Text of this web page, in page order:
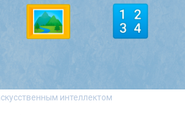
интеллектом